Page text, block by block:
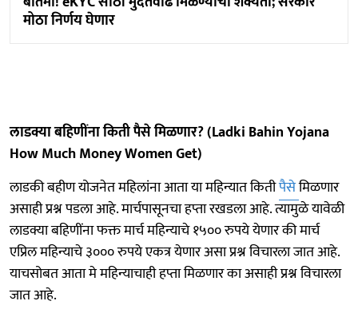
मोठा निर्णय घेणार
लाडक्या बहि‍णींना किती पैसे मिळणार? (Ladki Bahin Yojana
How Much Money Women Get)
लाडकी बहीण योजनेत महिलांना आता या महिन्यात कितीपैसेमिळणार
असाही प्रश्न पडला आहे. मार्चपासूनचा हप्ता रखडला आहे. त्यामुळे यावेळी
लाडक्या बहि‍णींना फक्त मार्च महिन्याचे १५०० रुपये येणार की मार्च
एप्रिल महिन्याचे ३००० रुपये एकत्र येणार असा प्रश्न विचारला जात आहे.
याचसोबत आता मे महिन्याचाही हप्ता मिळणार का असाही प्रश्न विचारला
जात आहे.